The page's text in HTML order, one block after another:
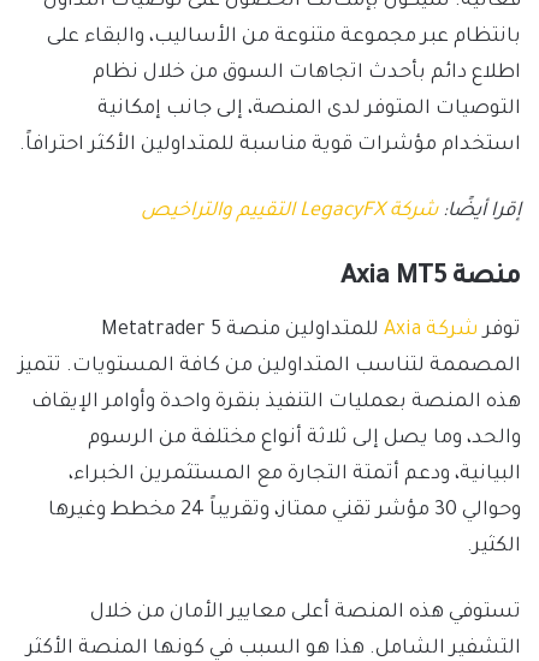
بانتظام عبر مجموعة متنوعة من الأساليب، والبقاء على
اطلاع دائم بأحدث اتجاهات السوق من خلال نظام
التوصيات المتوفر لدى المنصة، إلى جانب إمكانية
استخدام مؤشرات قوية مناسبة للمتداولين الأكثر احترافاً.
إقرا أيضًا:شركة LegacyFX التقييم والتراخيص
منصة Axia MT5
توفر شركة Axia
للمتداولين منصة Metatrader 5
المصممة لتناسب المتداولين من كافة المستويات. تتميز
هذه المنصة بعمليات التنفيذ بنقرة واحدة وأوامر الإيقاف
والحد، وما يصل إلى ثلاثة أنواع مختلفة من الرسوم
البيانية، ودعم أتمتة التجارة مع المستثمرين الخبراء،
وحوالي 30 مؤشر تقني ممتاز، وتقريباً 24 مخطط وغيرها
الكثير.
تستوفي هذه المنصة أعلى معايير الأمان من خلال
التشفير الشامل. هذا هو السبب في كونها المنصة الأكثر